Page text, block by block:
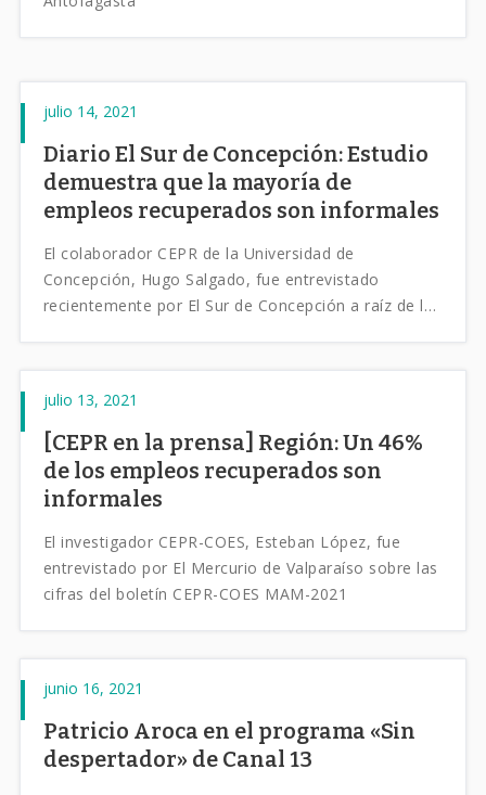
julio 14, 2021
Diario El Sur de Concepción: Estudio
demuestra que la mayoría de
empleos recuperados son informales
El colaborador CEPR de la Universidad de
Concepción, Hugo Salgado, fue entrevistado
recientemente por El Sur de Concepción a raíz de los
julio 13, 2021
[CEPR en la prensa] Región: Un 46%
de los empleos recuperados son
informales
El investigador CEPR-COES, Esteban López, fue
entrevistado por El Mercurio de Valparaíso sobre las
cifras del boletín CEPR-COES MAM-2021
junio 16, 2021
Patricio Aroca en el programa «Sin
despertador» de Canal 13